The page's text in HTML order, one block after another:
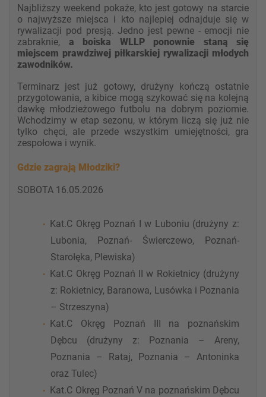
Najbliższy weekend pokaże, kto jest gotowy na starcie
o najwyższe miejsca i kto najlepiej odnajduje się w
rywalizacji pod presją. Jedno jest pewne - emocji nie
zabraknie, a boiska WLLP ponownie staną się
miejscem prawdziwej piłkarskiej rywalizacji młodych
zawodników.
Terminarz jest już gotowy, drużyny kończą ostatnie
przygotowania, a kibice mogą szykować się na kolejną
dawkę młodzieżowego futbolu na dobrym poziomie.
Wchodzimy w etap sezonu, w którym liczą się już nie
tylko chęci, ale przede wszystkim umiejętności, gra
zespołowa i wynik.
Gdzie zagrają Młodziki?
SOBOTA 16.05.2026
Kat.C Okręg Poznań I w Luboniu (drużyny z:
Lubonia, Poznań- Świerczewo, Poznań-
Starołęka, Plewiska)
Kat.C Okręg Poznań II w Rokietnicy (drużyny
z: Rokietnicy, Baranowa, Lusówka i Poznania
– Strzeszyna)
Kat.C Okręg Poznań III na poznańskim
Dębcu (drużyny z: Poznania – Areny,
Poznania – Rataj, Poznania – Antoninka
oraz Tulec)
Kat.C Okręg Poznań V na poznańskim Dębcu